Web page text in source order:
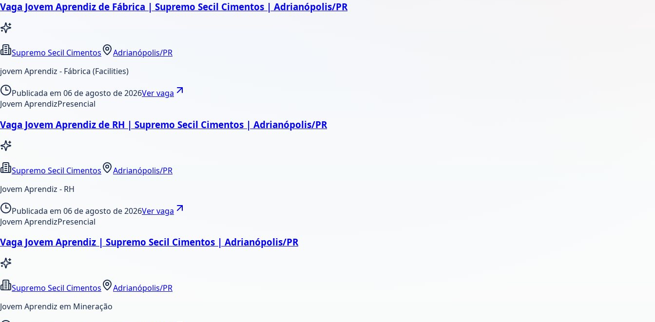
Vaga Jovem Aprendiz de Fábrica | Supremo Secil Cimentos | Adrianópolis/PR
Supremo Secil Cimentos
Adrianópolis/PR
jovem Aprendiz - Fábrica (Facilities)
Publicada em 06 de agosto de 2026Ver vaga
Jovem AprendizPresencial
Vaga Jovem Aprendiz de RH | Supremo Secil Cimentos | Adrianópolis/PR
Supremo Secil Cimentos
Adrianópolis/PR
Jovem Aprendiz - RH
Publicada em 06 de agosto de 2026Ver vaga
Jovem AprendizPresencial
Vaga Jovem Aprendiz | Supremo Secil Cimentos | Adrianópolis/PR
Supremo Secil Cimentos
Adrianópolis/PR
Jovem Aprendiz em Mineração